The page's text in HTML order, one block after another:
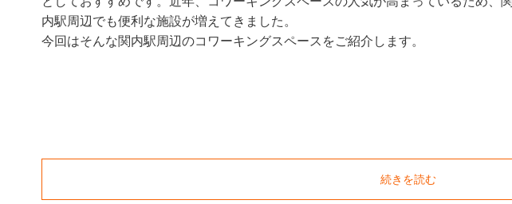
内駅周辺でも便利な施設が増えてきました。
今回はそんな関内駅周辺のコワーキングスペースをご紹介します。
続きを読む